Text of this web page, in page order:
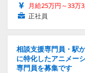
月給25万円～33万
正社員
相談支援専門員・駅
に特化したアニメー
専門員を募集です